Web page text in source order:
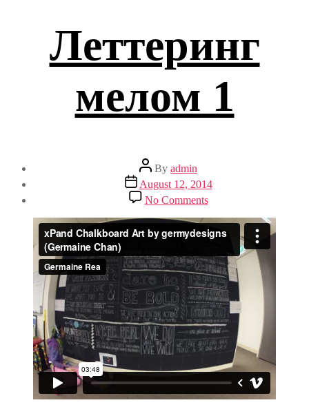
Леттеринг
мелом 1
Post
author
By admin
Post
date
August 12, 2014
No Commentson
Леттеринг
мелом
1